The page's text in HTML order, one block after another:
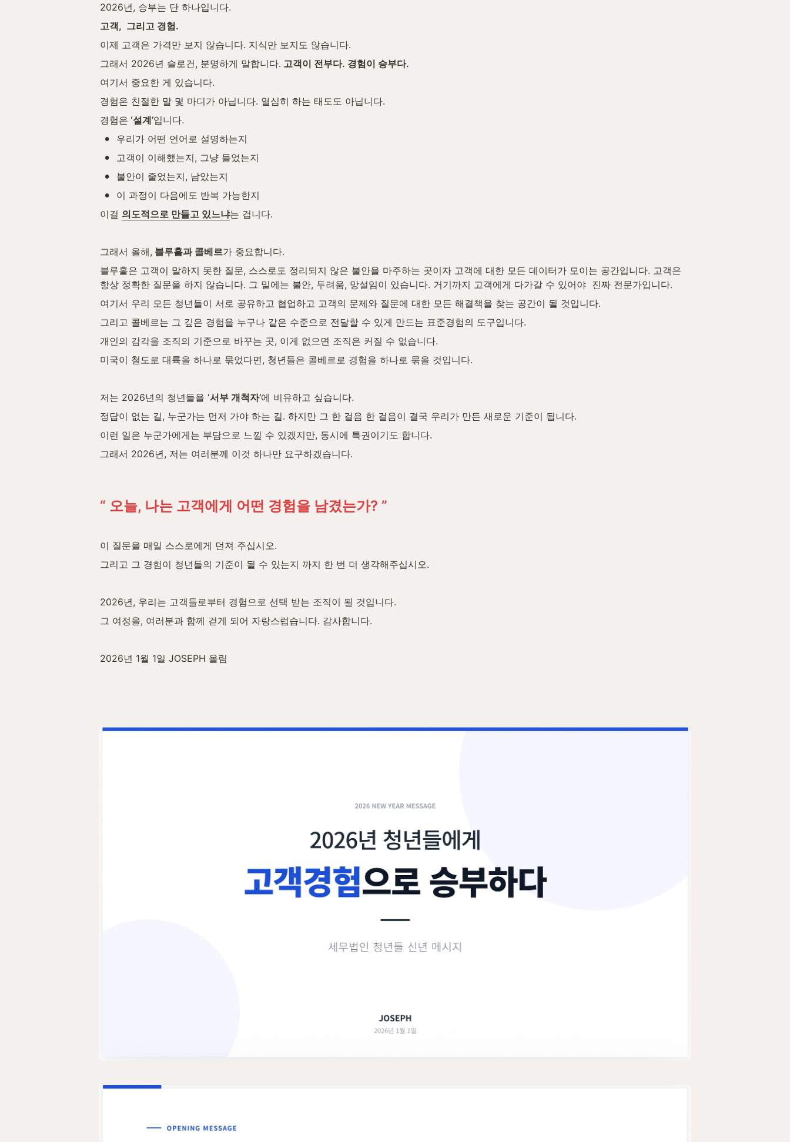
2026년, 승부는 단 하나입니다.
고객,  그리고 경험.
이제 고객은 가격만 보지 않습니다. 지식만 보지도 않습니다.
그래서 2026년 슬로건, 분명하게 말합니다. 고객이 전부다. 경험이 승부다.
여기서 중요한 게 있습니다.
경험은 친절한 말 몇 마디가 아닙니다. 열심히 하는 태도도 아닙니다.
경험은 ‘설계’입니다.
• 우리가 어떤 언어로 설명하는지
• 고객이 이해했는지, 그냥 들었는지
• 불안이 줄었는지, 남았는지
•
이 과정이 다음에도 반복 가능한지
이걸 의도적으로 만들고 있느냐는 겁니다.
그래서 올해, 블루홀과 콜베르가 중요합니다.
블루홀은 고객이 말하지 못한 질문, 스스로도 정리되지 않은 불안을 마주하는 곳이자 고객에 대한 모든 데이터가 모이는 공간입니다. 고객은
항상 정확한 질문을 하지 않습니다. 그 밑에는 불안, 두려움, 망설임이 있습니다. 거기까지 고객에게 다가갈 수 있어야  진짜 전문가입니다.
여기서 우리 모든 청년들이 서로 공유하고 협업하고 고객의 문제와 질문에 대한 모든 해결책을 찾는 공간이 될 것입니다.
그리고 콜베르는 그 깊은 경험을 누구나 같은 수준으로 전달할 수 있게 만드는 표준경험의 도구입니다.
개인의 감각을 조직의 기준으로 바꾸는 곳, 이게 없으면 조직은 커질 수 없습니다.
미국이 철도로 대륙을 하나로 묶었다면, 청년들은 콜베르로 경험을 하나로 묶을 것입니다.
저는 2026년의 청년들을 ‘서부 개척자’에 비유하고 싶습니다.
정답이 없는 길, 누군가는 먼저 가야 하는 길. 하지만 그 한 걸음 한 걸음이 결국 우리가 만든 새로운 기준이 됩니다.
이런 일은 누군가에게는 부담으로 느낄 수 있겠지만, 동시에 특권이기도 합니다.
그래서 2026년, 저는 여러분께 이것 하나만 요구하겠습니다.
“ 오늘, 나는 고객에게 어떤 경험을 남겼는가? ”
이 질문을 매일 스스로에게 던져 주십시오.
그리고 그 경험이 청년들의 기준이 될 수 있는지 까지 한 번 더 생각해주십시오.
2026년, 우리는 고객들로부터 경험으로 선택 받는 조직이 될 것입니다.
그 여정을, 여러분과 함께 걷게 되어 자랑스럽습니다. 감사합니다.
2026년 1월 1일 JOSEPH 올림